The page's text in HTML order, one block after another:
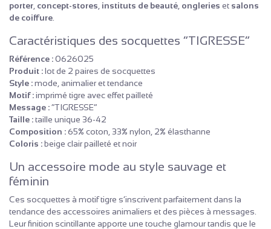
porter concept-stores instituts de beauté ongleries et salons
de coiffure
Caractéristiques des socquettes “TIGRESSE”
Référence :0626025
Produit :lot de 2 paires de socquettes
Style :mode, animalier et tendance
Motif :imprimé tigre avec effet pailleté
Message :“TIGRESSE”
Taille :taille unique 36-42
Composition :65% coton, 33% nylon, 2% élasthanne
Coloris :beige clair pailleté et noir
Un accessoire mode au style sauvage et
féminin
Ces socquettes à motif tigre s’inscrivent parfaitement dans la
tendance des accessoires animaliers et des pièces à messages.
Leur finition scintillante apporte une touche glamour tandis que le